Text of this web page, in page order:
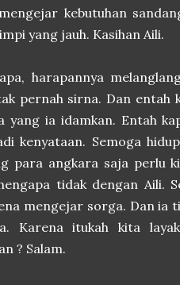
kebutuhan
yang jauh. Kasihan Aili.
harapannya
pernah sirna. Dan entah
yang ia idamkan. Entah
kenyataan. Semoga
para angkara saja perlu
tidak dengan Aili.
mengejar sorga. Dan ia
Karena itukah kita
? Salam.